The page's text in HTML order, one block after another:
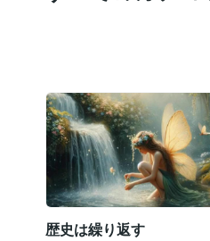
歴史は繰り返す